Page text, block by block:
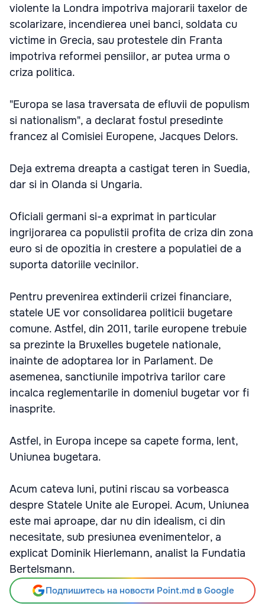
violente la Londra impotriva majorarii taxelor de
scolarizare, incendierea unei banci, soldata cu
victime in Grecia, sau protestele din Franta
impotriva reformei pensiilor, ar putea urma o
criza politica.
"Europa se lasa traversata de efluvii de populism
si nationalism", a declarat fostul presedinte
francez al Comisiei Europene, Jacques Delors.
Deja extrema dreapta a castigat teren in Suedia,
dar si in Olanda si Ungaria.
Oficiali germani si-a exprimat in particular
ingrijorarea ca populistii profita de criza din zona
euro si de opozitia in crestere a populatiei de a
suporta datoriile vecinilor.
Pentru prevenirea extinderii crizei financiare,
statele UE vor consolidarea politicii bugetare
comune. Astfel, din 2011, tarile europene trebuie
sa prezinte la Bruxelles bugetele nationale,
inainte de adoptarea lor in Parlament. De
asemenea, sanctiunile impotriva tarilor care
incalca reglementarile in domeniul bugetar vor fi
inasprite.
Astfel, in Europa incepe sa capete forma, lent,
Uniunea bugetara.
Acum cateva luni, putini riscau sa vorbeasca
despre Statele Unite ale Europei. Acum, Uniunea
este mai aproape, dar nu din idealism, ci din
necesitate, sub presiunea evenimentelor, a
explicat Dominik Hierlemann, analist la Fundatia
Bertelsmann.
Подпишитесь на новости Point.md в Google